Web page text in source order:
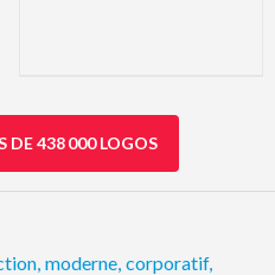
DE 438 000 LOGOS
moderne corporatif,